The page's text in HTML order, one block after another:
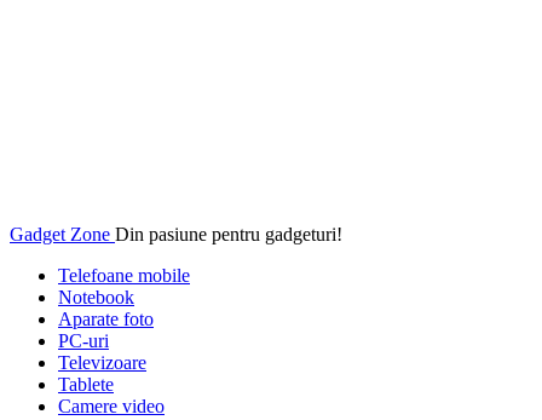
Gadget Zone Din pasiune pentru gadgeturi!
Telefoane mobile
Notebook
Aparate foto
PC-uri
Televizoare
Tablete
Camere video